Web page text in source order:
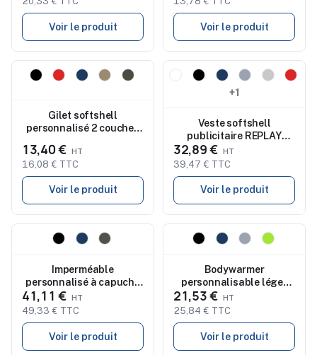
Voir le produit Voir le produit
Nouveau
Gilet softshell
personnalisé 2 couches
13,40 €
16,08 € TTC
Voir le produit
Nouveau
+1
Veste softshell
publicitaire REPLAY
Femme 340
32,89 €
39,47 € TTC
Voir le produit
Nouveau
Imperméable
personnalisé à capuche
et visière SITKA
41,11 €
49,33 € TTC
Voir le produit
Nouveau
Bodywarmer
personnalisable léger
homme WAVE MEN
21,53 €
25,84 € TTC
Voir le produit